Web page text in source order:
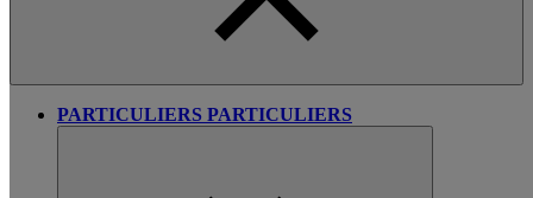
PARTICULIERS PARTICULIERS